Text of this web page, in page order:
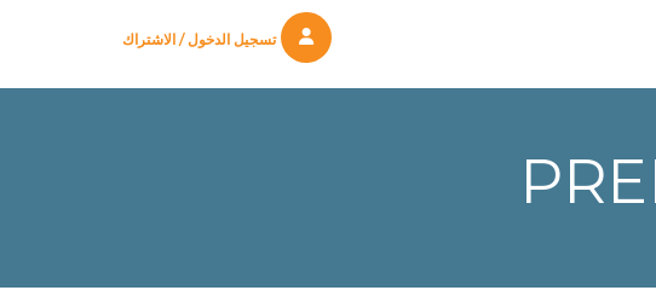
تسجيل الدخول / الاشتراك